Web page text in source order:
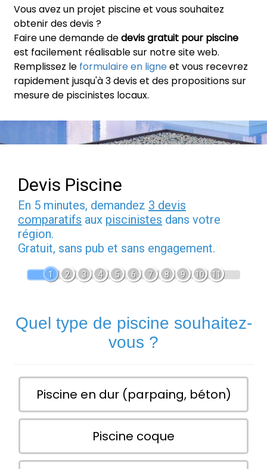
Vous avez un projet piscine et vous souhaitez
obtenir des devis ?
Faire une demande dedevis gratuit pour piscine
est facilement réalisable sur notre site web.
Remplissez le formulaire en ligneet vous recevrez
rapidement jusqu'à 3 devis et des propositions sur
mesure de piscinistes locaux.
Devis Piscine
En 5 minutes, demandez 3 devis
comparatifs aux piscinistes dans votre
région.
Gratuit, sans pub et sans engagement.
1 2 3 4 5 6 7 8 9 10 11
Quel type de piscine souhaitez-
vous ?
Piscine en dur (parpaing, béton)
Piscine coque